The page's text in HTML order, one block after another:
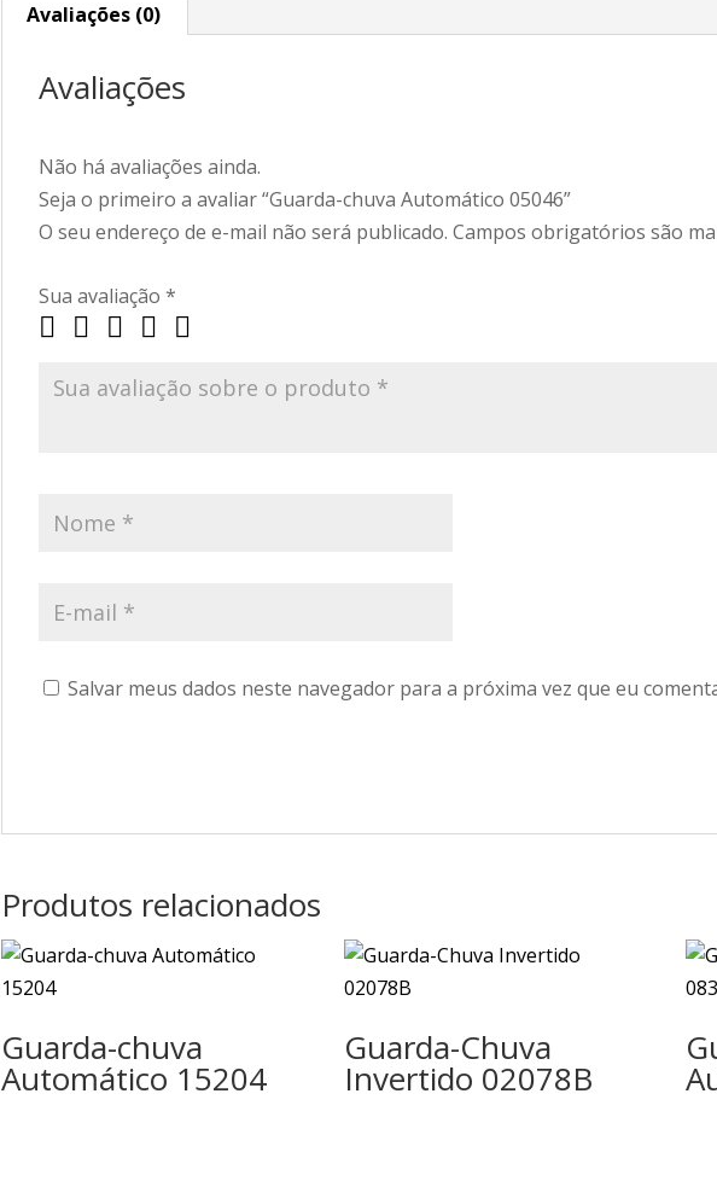
Avaliações (0)
Avaliações
Não há avaliações ainda.
Seja o primeiro a avaliar “Guarda-chuva Automático 05046”
O seu endereço de e-mail não será publicado. Campos obrigatórios são
Sua avaliação *
Salvar meus dados neste navegador para a próxima vez que eu
Produtos relacionados
Guarda-chuva
Automático 15204
Guarda-Chuva
Invertido 02078B